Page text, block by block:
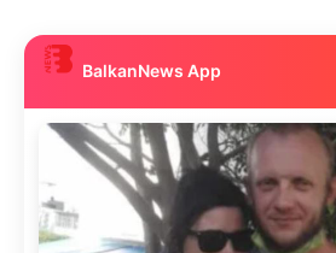
BalkanNews App